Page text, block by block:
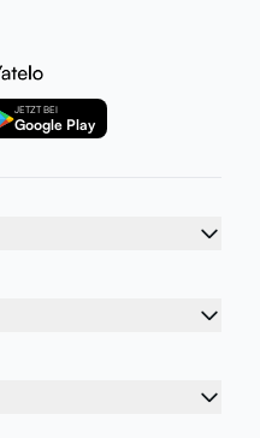
JETZT BEI
Google Play